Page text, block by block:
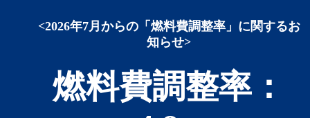
<2026年7月からの「燃料費調整率」に関するお
知らせ>
燃料費調整率：